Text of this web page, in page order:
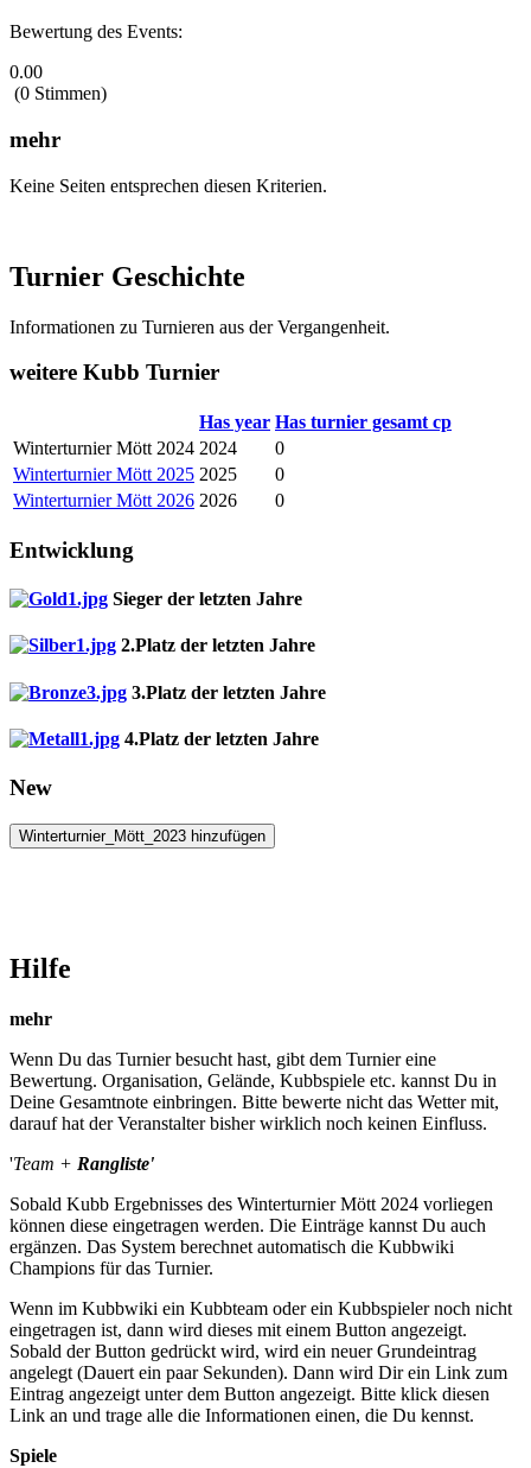
Bewertung des Events:
0.00
(0 Stimmen)
mehr
Keine Seiten entsprechen diesen Kriterien.
Turnier Geschichte
Informationen zu Turnieren aus der Vergangenheit.
weitere Kubb Turnier
Has year Has turnier gesamt cp
Winterturnier Mött 2024 2024
0
Winterturnier Mött 2025 2025
0
Winterturnier Mött 2026 2026 0
Entwicklung
Sieger der letzten Jahre
2.Platz der letzten Jahre
3.Platz der letzten Jahre
4.Platz der letzten Jahre
New
Winterturnier_Mött_2023 hinzufügen
Hilfe
mehr
Wenn Du das Turnier besucht hast, gibt dem Turnier eine
Bewertung. Organisation, Gelände, Kubbspiele etc. kannst Du in
Deine Gesamtnote einbringen. Bitte bewerte nicht das Wetter mit,
darauf hat der Veranstalter bisher wirklich noch keinen Einfluss.
'Team + Rangliste'
Sobald Kubb Ergebnisses des Winterturnier Mött 2024 vorliegen
können diese eingetragen werden. Die Einträge kannst Du auch
ergänzen. Das System berechnet automatisch die Kubbwiki
Champions für das Turnier.
Wenn im Kubbwiki ein Kubbteam oder ein Kubbspieler noch nicht
eingetragen ist, dann wird dieses mit einem Button angezeigt.
Sobald der Button gedrückt wird, wird ein neuer Grundeintrag
angelegt (Dauert ein paar Sekunden). Dann wird Dir ein Link zum
Eintrag angezeigt unter dem Button angezeigt. Bitte klick diesen
Link an und trage alle die Informationen einen, die Du kennst.
Spiele